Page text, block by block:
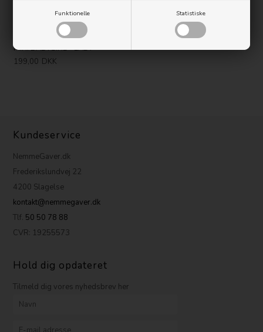
Funktionelle Statistiske
MINI BABYGIRL - LADY
199,00 DKK
Kundeservice
NemmeGaver.dk
Frederikslundvej 22
4200 Slagelse
kontakt@nemmegaver.dk
Tlf. 50 50 78 88
CVR: 19255573
Hold dig opdateret
Tilmeld dig vores nyhedsbrev her